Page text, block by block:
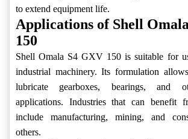
to extend equipment life.
Applications of Shell
150
Shell Omala S4 GXV 150 is suitable for
industrial machinery. Its formulation
lubricate gearboxes, bearings, and
applications. Industries that can benefit
include manufacturing, mining, and
others.